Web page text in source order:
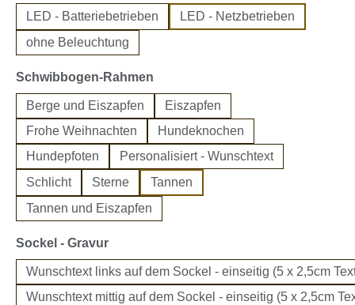
LED - Batteriebetrieben
LED - Netzbetrieben
ohne Beleuchtung
Schwibbogen-Rahmen
Berge und Eiszapfen
Eiszapfen
Frohe Weihnachten
Hundeknochen
Hundepfoten
Personalisiert - Wunschtext
Schlicht
Sterne
Tannen
Tannen und Eiszapfen
Sockel - Gravurauswählen
Wunschtext links auf dem Sockel - einseitig (5 x 2,5cm
Wunschtext mittig auf dem Sockel - einseitig (5 x 2,5cm